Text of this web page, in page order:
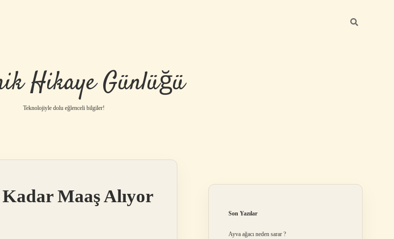
Hikaye Günlüğü
Teknolojiyle dolu eğlenceli bilgiler!
Maaş Alıyor
Son Yazılar
Ayva ağacı neden sarar ?